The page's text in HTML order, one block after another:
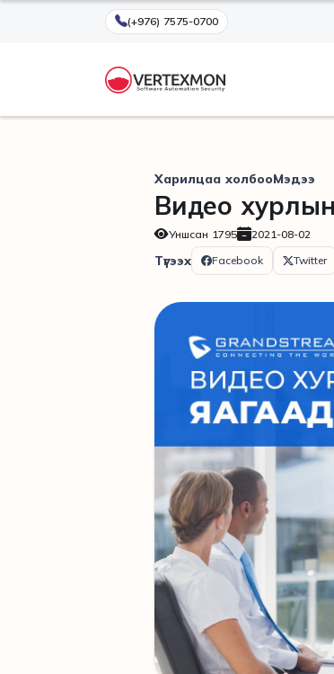
(+976) 7575-0700
Харилцаа холбооМэдээ
Видео хурлын
Уншсан 1795 2021-08-02
Түгээх Facebook Twitter